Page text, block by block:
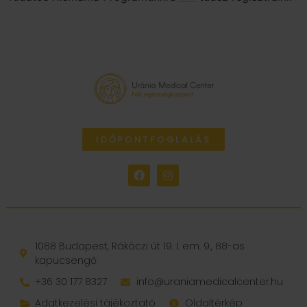
IDŐPONTFOGLALÁS
1088 Budapest, Rákóczi út 19. I. em. 9., 88-as
kapucsengő
+36 30 177 8327
info@uraniamedicalcenter.hu
Adatkezelési tájékoztató
Oldaltérkép